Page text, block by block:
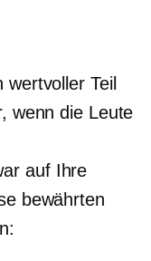
Teil
wenn die Leute
auf Ihre
bewährten